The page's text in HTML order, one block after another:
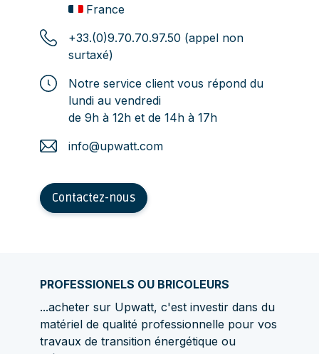
France
+33.(0)9.70.70.97.50 (appel non
surtaxé)
Notre service client vous répond du
lundi au vendredi
de 9h à 12h et de 14h à 17h
info@upwatt.com
Contactez-nous
PROFESSIONELS OU BRICOLEURS
...acheter sur Upwatt, c'est investir dans du
matériel de qualité professionnelle pour vos
travaux de transition énergétique ou